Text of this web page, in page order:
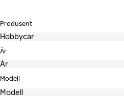
Produsent
År
Modell